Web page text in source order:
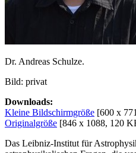
Dr. Andreas Schulze.
Bild: privat
Downloads:
Kleine Bildschirmgröße [600 x
Originalgröße [846 x 1088, 120
Das Leibniz-Institut für